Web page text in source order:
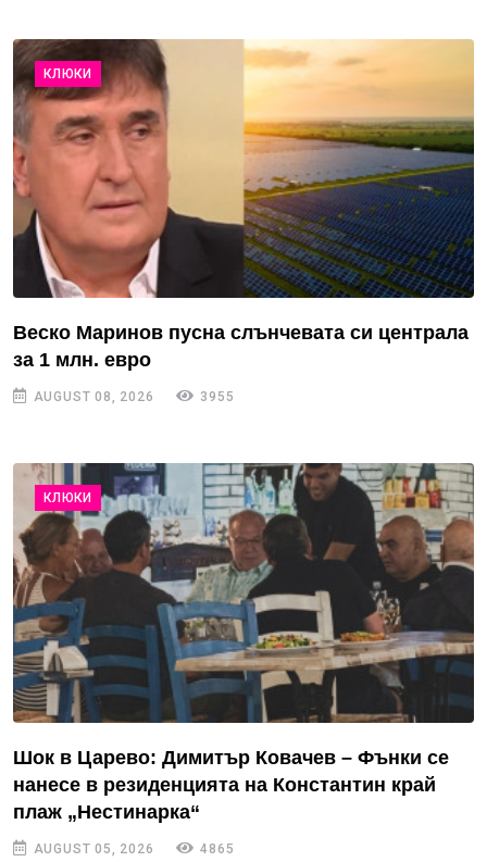
КЛЮКИ
Веско Маринов пусна слънчевата си централа
за 1 млн. евро
AUGUST 08, 2026 3955
КЛЮКИ
Шок в Царево: Димитър Ковачев – Фънки се
нанесе в резиденцията на Константин край
плаж „Нестинарка“
AUGUST 05, 2026 4865